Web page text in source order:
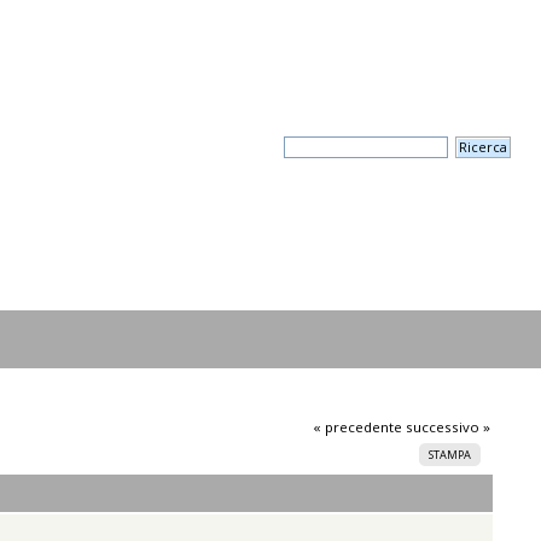
« precedente successivo »
STAMPA